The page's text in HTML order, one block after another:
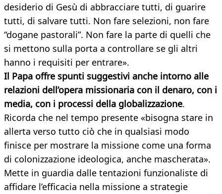
desiderio di Gesù di abbracciare tutti, di guarire
tutti, di salvare tutti. Non fare selezioni, non fare
“dogane pastorali”. Non fare la parte di quelli che
si mettono sulla porta a controllare se gli altri
hanno i requisiti per entrare».
Il Papa offre spunti suggestivi anche intorno alle
relazioni dell’opera missionaria con il denaro, con i
media, con i processi della globalizzazione.
Ricorda che nel tempo presente «bisogna stare in
allerta verso tutto ciò che in qualsiasi modo
finisce per mostrare la missione come una forma
di colonizzazione ideologica, anche mascherata».
Mette in guardia dalle tentazioni funzionaliste di
affidare l’efficacia nella missione a strategie